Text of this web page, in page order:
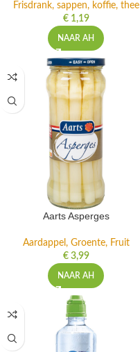
Frisdrank, sappen, koffie, thee
€1,19
NAAR AH
Aarts Asperges
Aardappel, Groente, Fruit
€3,99
NAAR AH